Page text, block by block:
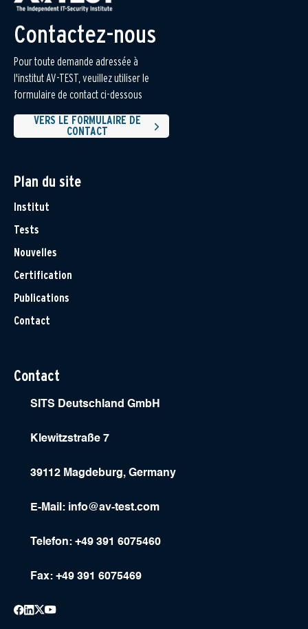
Contactez-nous
Pour toute demande adressée à
l'institut AV-TEST, veuillez utiliser le
formulaire de contact ci-dessous
VERS LE FORMULAIRE DE
CONTACT
Plan du site
Institut
Tests
Nouvelles
Certification
Publications
Contact
Contact
SITS Deutschland GmbH
Klewitzstraße 7
39112 Magdeburg, Germany
E-Mail: info@av-test.com
Telefon: +49 391 6075460
Fax: +49 391 6075469